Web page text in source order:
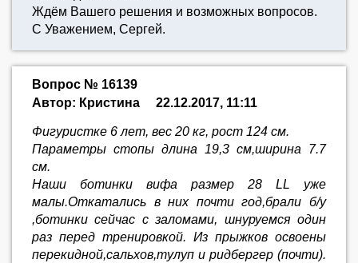
Ждём Вашего решения и возможных вопросов.
С Уважением, Сергей.
Вопрос № 16139
Автор: Кристина
22.12.2017, 11:11
Фигуристке 6 лет, вес 20 кг, рост 124 см.
Параметры стопы длина 19,3 см,ширина 7.7
см.
Наши ботинки вифа размер 28 LL уже
малы.Откатались в них почти год,брали б/у
,ботинки сейчас с заломами, шнуруемся один
раз перед тренировкой. Из прыжков освоены
перекидной,сальхов,тулуп и ридбергер (почти).